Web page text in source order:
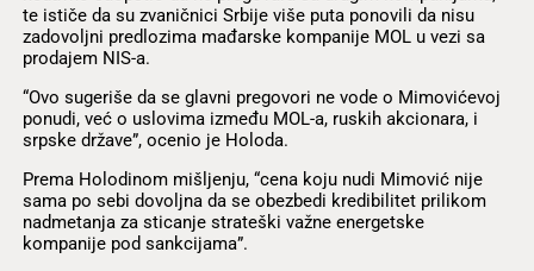
te ističe da su zvaničnici Srbije više puta ponovili da nisu
zadovoljni predlozima mađarske kompanije MOL u vezi sa
prodajem NIS-a.
“Ovo sugeriše da se glavni pregovori ne vode o Mimovićevoj
ponudi, već o uslovima između MOL-a, ruskih akcionara, i
srpske države”, ocenio je Holoda.
Prema Holodinom mišljenju, “cena koju nudi Mimović nije
sama po sebi dovoljna da se obezbedi kredibilitet prilikom
nadmetanja za sticanje strateški važne energetske
kompanije pod sankcijama”.